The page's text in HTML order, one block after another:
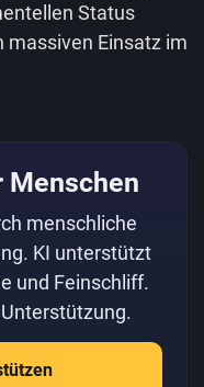
Status
massiven Einsatz im
Menschen
menschliche
KI unterstützt
und Feinschliff.